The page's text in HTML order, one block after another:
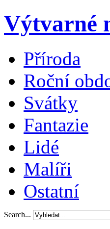
Výtvarné
Příroda
Roční
Svátky
Fantazie
Lidé
Malíři
Ostatní
Search...